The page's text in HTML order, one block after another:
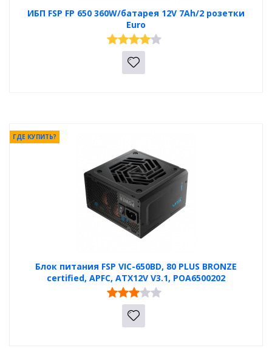
ИБП FSP FP 650 360W/батарея 12V 7Ah/2 розетки
Euro
Блок питания FSP VIC-650BD, 80 PLUS BRONZE
certified, APFC, ATX12V V3.1, POA6500202
ГДЕ КУПИТЬ?